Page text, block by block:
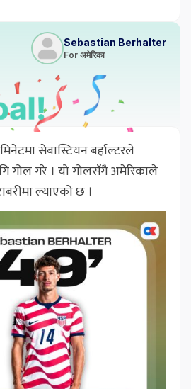
Sebastian Berhalter
For अमेरिका
सेबास्टियन बर्हाल्टरले
गोल गरे । यो गोलसँगै अमेरिकाले
ल्याएको छ ।